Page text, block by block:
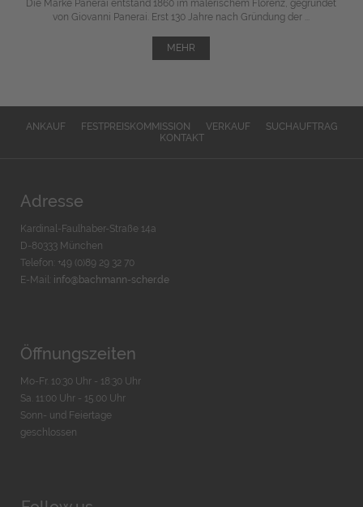
Die Marke Panerai entstand 1860 im malerischem Florenz, gegründet
von Giovanni Panerai. Erst 130 Jahre nach Gründung der ...
MEHR
ANKAUF FESTPREISKOMMISSION VERKAUF
SUCHAUFTRAG
KONTAKT
Adresse
Kardinal-Faulhaber-Straße 14a
D-80333 München
Telefon: +49 (0)89 29 32 70
E-Mail: info@bachmann-scher.de
Öffnungszeiten
Mo-Fr. 10:30 Uhr - 18:30 Uhr
Sa. 11:00 Uhr - 15.00 Uhr
Sonn- und Feiertage
geschlossen